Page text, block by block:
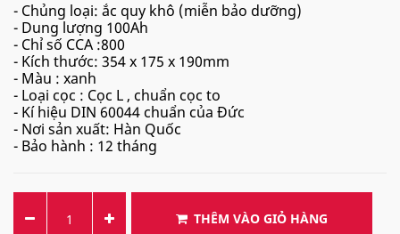
- Chủng loại: ắc quy khô (miễn bảo dưỡng)
- Dung lượng 100Ah
- Chỉ số CCA :800
- Kích thước: 354 x 175 x 190mm
- Màu : xanh
- Loại cọc : Cọc L , chuẩn cọc to
- Kí hiệu DIN 60044 chuẩn của Đức
- Nơi sản xuất: Hàn Quốc
- Bảo hành : 12 tháng
THÊM VÀO GIỎ HÀNG